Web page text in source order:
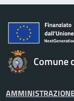
Comune